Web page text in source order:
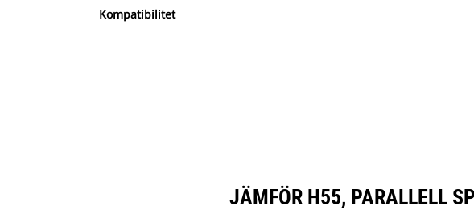
Kompatibilitet
JÄMFÖR H55, PARALLELL